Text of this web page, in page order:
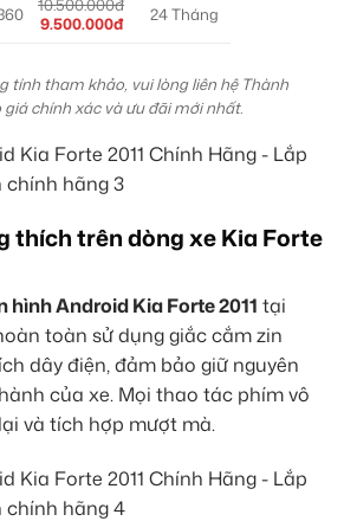
10.500.000đ
9.500.000đ
24 Tháng
tính tham khảo, vui lòng liên hệ Thành
chính xác và ưu đãi mới nhất.
thích trên dòng xe Kia Forte
hình Android Kia Forte 2011 tại
toàn sử dụng giắc cắm zin
dây điện, đảm bảo giữ nguyên
của xe. Mọi thao tác phím vô
và tích hợp mượt mà.